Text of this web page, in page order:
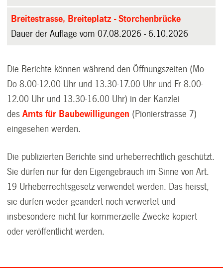
Breitestrasse, Breiteplatz - Storchenbrücke
Dauer der Auflage vom 07.08.2026 - 6.10.2026
Die Berichte können während den Öffnungszeiten (Mo-
Do 8.00-12.00 Uhr und 13.30-17.00 Uhr und Fr 8.00-
12.00 Uhr und 13.30-16.00 Uhr) in der Kanzlei
desAmts für Baubewilligungen (Pionierstrasse 7)
eingesehen werden.
Die publizierten Berichte sind urheberrechtlich geschützt.
Sie dürfen nur für den Eigengebrauch im Sinne von Art.
19 Urheberrechtsgesetz verwendet werden. Das heisst,
sie dürfen weder geändert noch verwertet und
insbesondere nicht für kommerzielle Zwecke kopiert
oder veröffentlicht werden.